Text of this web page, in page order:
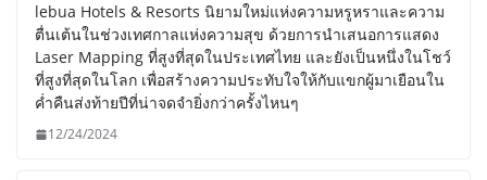
lebua Hotels & Resorts นิยามใหม่แห่งความหรูหราและความ
ตื่นเต้นในช่วงเทศกาลแห่งความสุข ด้วยการนำเสนอการแสดง
Laser Mapping ที่สูงที่สุดในประเทศไทย และยังเป็นหนึ่งในโชว์
ที่สูงที่สุดในโลก เพื่อสร้างความประทับใจให้กับแขกผู้มาเยือนใน
ค่ำคืนส่งท้ายปีที่น่าจดจำยิ่งกว่าครั้งไหนๆ
12/24/2024